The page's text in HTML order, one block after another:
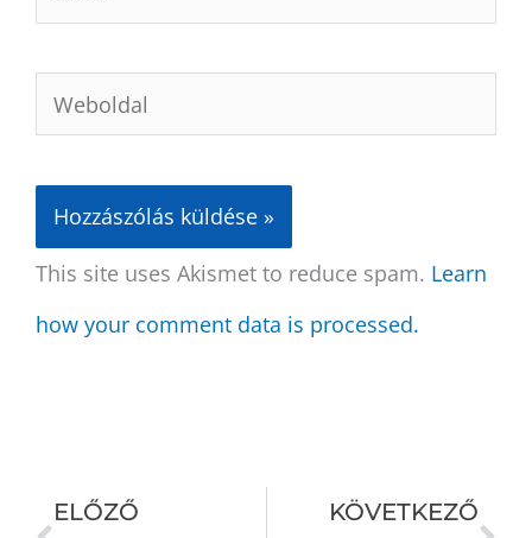
Weboldal
This site uses Akismet to reduce spam. Learn
how your comment data is processed.
Előző
ELŐZŐ KÖVETKEZŐ